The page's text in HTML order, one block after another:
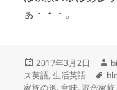
ぁ・・・。
投
稿
日:
2017年3月2日
成
者
ス英語,生活英語
タ
グ
家族の形,意味,混合家族